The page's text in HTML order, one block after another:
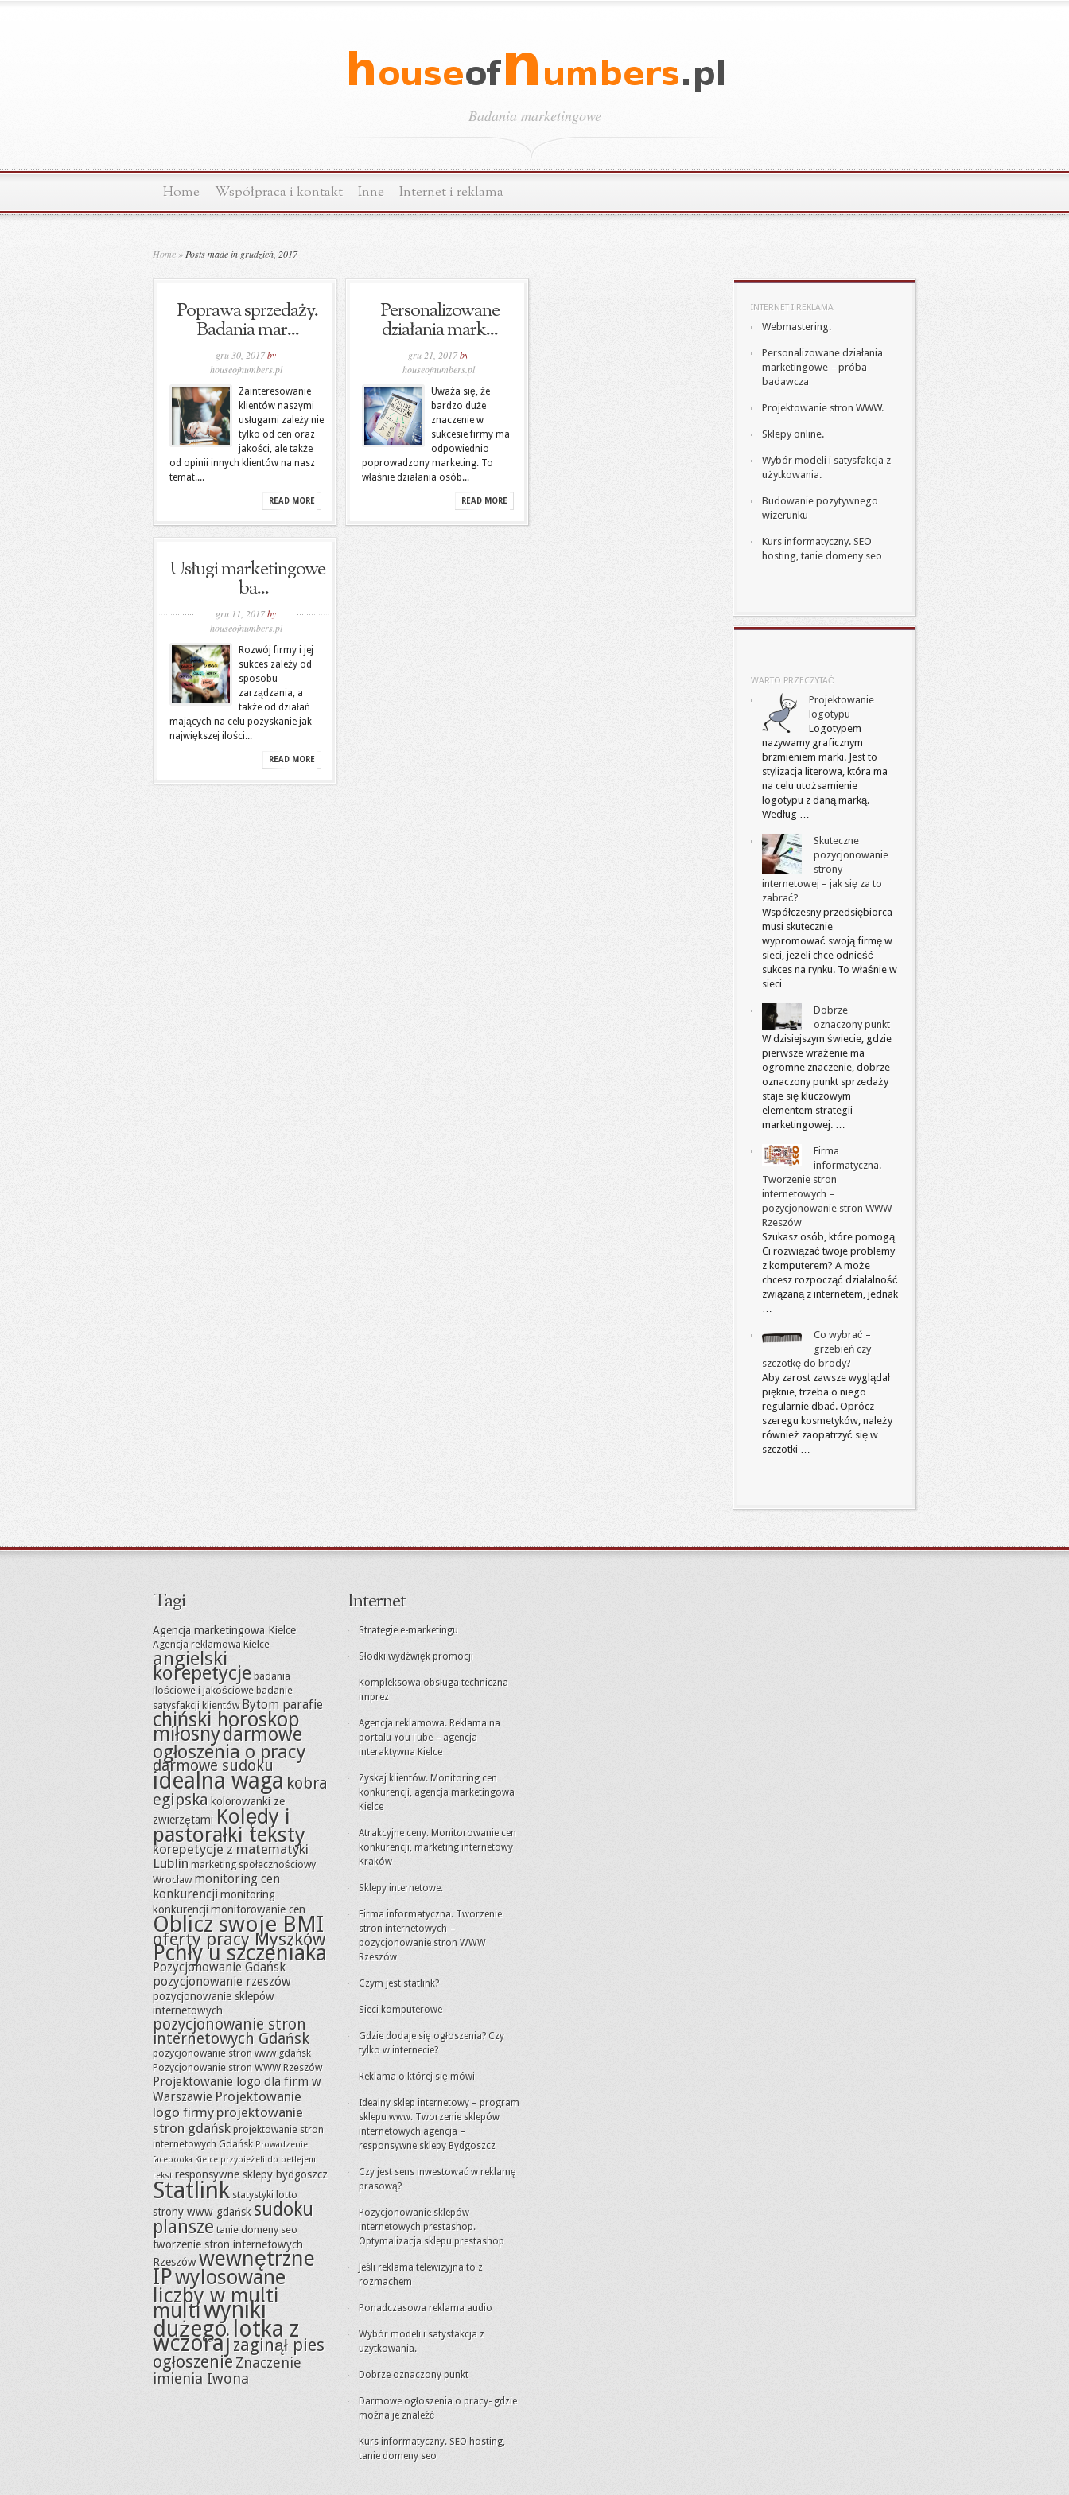
Badania marketingowe
Home Współpraca i kontakt Inne Internet i reklama
Home » Posts made in grudzień, 2017
Poprawa sprzedaży.
Badania mar...
gru 30, 2017by
houseofnumbers.pl
Zainteresowanie
klientów naszymi
usługami zależy nie
tylko od cen oraz
jakości, ale także
od opinii innych klientów na nasz
temat....
READ MORE
Personalizowane
działania mark...
gru 21, 2017by
houseofnumbers.pl
Uważa się, że
bardzo duże
znaczenie w
sukcesie firmy ma
odpowiednio
poprowadzony marketing. To
właśnie działania osób...
READ MORE
Usługi marketingowe
– ba...
gru 11, 2017by
houseofnumbers.pl
Rozwój firmy i jej
sukces zależy od
sposobu
zarządzania, a
także od działań
mających na celu pozyskanie jak
największej ilości...
READ MORE
INTERNET I REKLAMA
Webmastering.
Personalizowane działania
marketingowe – próba
badawcza
Projektowanie stron WWW.
Sklepy online.
Wybór modeli i satysfakcja z
użytkowania.
Budowanie pozytywnego
wizerunku
Kurs informatyczny. SEO
hosting, tanie domeny seo
WARTO PRZECZYTAĆ
Projektowanie
logotypu
Logotypem
nazywamy graficznym
brzmieniem marki. Jest to
stylizacja literowa, która ma
na celu utożsamienie
logotypu z daną marką.
Według …
Skuteczne
pozycjonowanie
strony
internetowej – jak się za to
zabrać?
Współczesny przedsiębiorca
musi skutecznie
wypromować swoją firmę w
sieci, jeżeli chce odnieść
sukces na rynku. To właśnie w
sieci …
Dobrze
oznaczony punkt
W dzisiejszym świecie, gdzie
pierwsze wrażenie ma
ogromne znaczenie, dobrze
oznaczony punkt sprzedaży
staje się kluczowym
elementem strategii
marketingowej. …
Firma
informatyczna.
Tworzenie stron
internetowych –
pozycjonowanie stron WWW
Rzeszów
Szukasz osób, które pomogą
Ci rozwiązać twoje problemy
z komputerem? A może
chcesz rozpocząć działalność
związaną z internetem, jednak
…
Co wybrać –
grzebień czy
szczotkę do brody?
Aby zarost zawsze wyglądał
pięknie, trzeba o niego
regularnie dbać. Oprócz
szeregu kosmetyków, należy
również zaopatrzyć się w
szczotki …
Tagi
Agencja marketingowa Kielce
Agencja reklamowa Kielce
angielski
korepetycje badania
ilościowe i jakościowe badanie
satysfakcji klientów Bytom parafie
chiński horoskop
miłosnydarmowe
ogłoszenia o pracy
darmowe sudoku
idealna waga kobra
egipska kolorowanki ze
zwierzętami Kolędy i
pastorałki teksty
korepetycje z matematyki
Lublin marketing społecznościowy
Wrocław monitoring cen
konkurencjimonitoring
konkurencjimonitorowanie cen
Oblicz swoje BMI
oferty pracy Myszków
Pchły u szczeniaka
Pozycjonowanie Gdańsk
pozycjonowanie rzeszów
pozycjonowanie sklepów
internetowych
pozycjonowanie stron
internetowych Gdańsk
pozycjonowanie stron www gdańsk
Pozycjonowanie stron WWW Rzeszów
Projektowanie logo dla firm w
Warszawie Projektowanie
logo firmy projektowanie
stron gdańsk projektowanie stron
internetowych Gdańsk Prowadzenie
facebooka Kielce przybieżeli do betlejem
tekst responsywne sklepy bydgoszcz
Statlink statystyki lotto
strony www gdańsk sudoku
plansze tanie domeny seo
tworzenie stron internetowych
Rzeszówwewnętrzne
IPwylosowane
liczby w multi
multiwyniki
dużego lotka z
wczoraj zaginął pies
ogłoszenieZnaczenie
imienia Iwona
Internet
Strategie e-marketingu
Słodki wydźwięk promocji
Kompleksowa obsługa techniczna
imprez
Agencja reklamowa. Reklama na
portalu YouTube – agencja
interaktywna Kielce
Zyskaj klientów. Monitoring cen
konkurencji, agencja marketingowa
Kielce
Atrakcyjne ceny. Monitorowanie cen
konkurencji, marketing internetowy
Kraków
Sklepy internetowe.
Firma informatyczna. Tworzenie
stron internetowych –
pozycjonowanie stron WWW
Rzeszów
Czym jest statlink?
Sieci komputerowe
Gdzie dodaje się ogłoszenia? Czy
tylko w internecie?
Reklama o której się mówi
Idealny sklep internetowy – program
sklepu www. Tworzenie sklepów
internetowych agencja –
responsywne sklepy Bydgoszcz
Czy jest sens inwestować w reklamę
prasową?
Pozycjonowanie sklepów
internetowych prestashop.
Optymalizacja sklepu prestashop
Jeśli reklama telewizyjna to z
rozmachem
Ponadczasowa reklama audio
Wybór modeli i satysfakcja z
użytkowania.
Dobrze oznaczony punkt
Darmowe ogłoszenia o pracy- gdzie
można je znaleźć
Kurs informatyczny. SEO hosting,
tanie domeny seo